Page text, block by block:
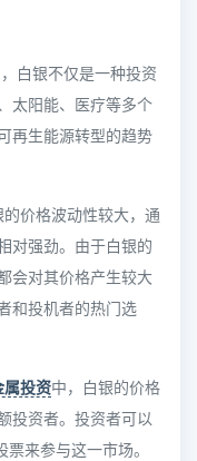
白银不仅是一种投资
太阳能、医疗等多个
再生能源转型的趋势
价格波动性较大，通
对强劲。由于白银的
会对其价格产生较大
和投机者的热门选
属投资中，白银的价格
投资者。投资者可以
来参与这一市场。